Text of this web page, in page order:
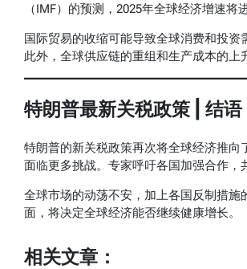
（IMF）的预测，2025年全球经济增速
国际贸易的收缩可能导致全球消费和投
此外，全球供应链的重组和生产成本的上
特朗普最新关税政策 | 结
特朗普的新关税政策再次将全球经济推
面临更多挑战。专家呼吁各国加强合作，
全球市场的动荡不安，加上各国反制措
面，将决定全球经济能否继续健康增长。
相关文章：